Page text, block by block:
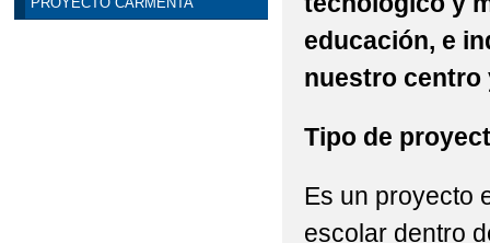
educación, e
nuestro centro
Tipo de
Es un proyecto
escolar dentro